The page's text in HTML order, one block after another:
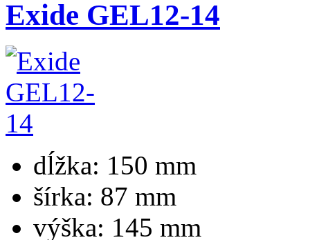
Exide GEL12-14
dĺžka: 150 mm
šírka: 87 mm
výška: 145 mm